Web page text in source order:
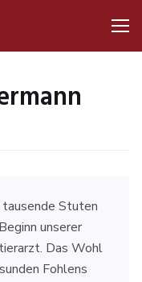
Stuten
unserer
Das Wohl
Fohlens